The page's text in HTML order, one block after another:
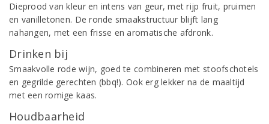
Dieprood van kleur en intens van geur, met rijp fruit, pruimen
en vanilletonen. De ronde smaakstructuur blijft lang
nahangen, met een frisse en aromatische afdronk.
Drinken bij
Smaakvolle rode wijn, goed te combineren met stoofschotels
en gegrilde gerechten (bbq!). Ook erg lekker na de maaltijd
met een romige kaas.
Houdbaarheid